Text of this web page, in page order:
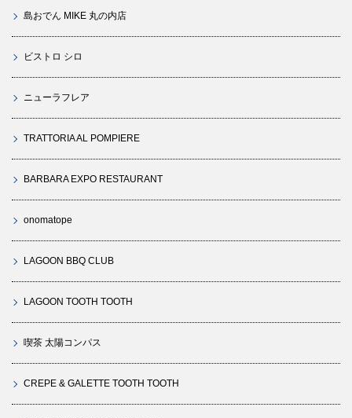
島おでん MIKE 丸の内店
ビストロ シロ
ニューラフレア
TRATTORIA AL POMPIERE
BARBARA EXPO RESTAURANT
onomatope
LAGOON BBQ CLUB
LAGOON TOOTH TOOTH
喫茶 太陽コンパス
CREPE & GALETTE TOOTH TOOTH